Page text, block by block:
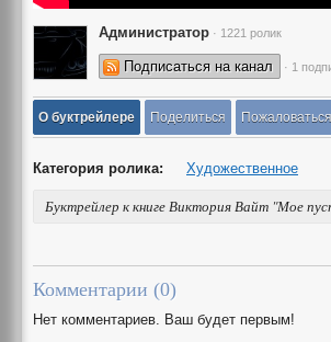
Администратор · 1221 ролик
Подписаться на канал · 1
О буктрейлере Поделиться Пожаловаться
Категория ролика: Художественное
Буктрейлер к книге Виктория Вайт "Мое
Комментарии (0)
Нет комментариев. Ваш будет первым!